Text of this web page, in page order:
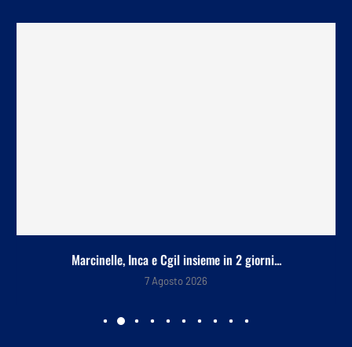
Marcinelle, Inca e Cgil insieme in 2 giorni...
7 Agosto 2026